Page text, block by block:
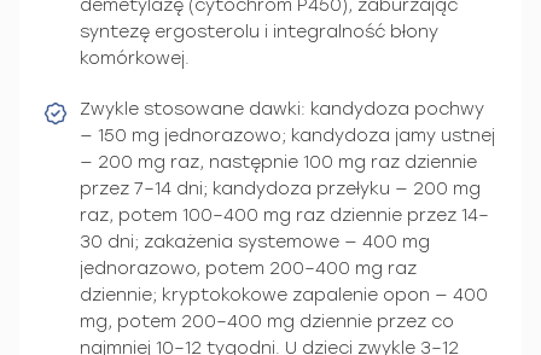
demetylazę (cytochrom P450), zaburzając
syntezę ergosterolu i integralność błony
komórkowej.
Zwykle stosowane dawki: kandydoza pochwy
— 150 mg jednorazowo; kandydoza jamy ustnej
— 200 mg raz, następnie 100 mg raz dziennie
przez 7–14 dni; kandydoza przełyku — 200 mg
raz, potem 100–400 mg raz dziennie przez 14–
30 dni; zakażenia systemowe — 400 mg
jednorazowo, potem 200–400 mg raz
dziennie; kryptokokowe zapalenie opon — 400
mg, potem 200–400 mg dziennie przez co
najmniej 10–12 tygodni. U dzieci zwykle 3–12